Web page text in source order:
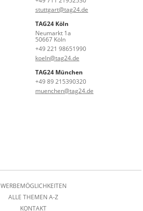
stuttgart@tag24.de
TAG24 Köln
Neumarkt 1a
50667 Köln
+49 221 98651990
koeln@tag24.de
TAG24 München
+49 89 215390320
muenchen@tag24.de
WERBEMÖGLICHKEITEN
ALLE THEMEN A-Z
KONTAKT